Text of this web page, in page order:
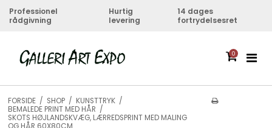
Professionel
rådgivning
Hurtig
levering
14 dages
fortrydelsesret
0
FORSIDE / SHOP / KUNSTTRYK /
BEMALEDE PRINT MED HÅR /
SKOTS HØJLANDSKVÆG, LÆRREDSPRINT MED MALING